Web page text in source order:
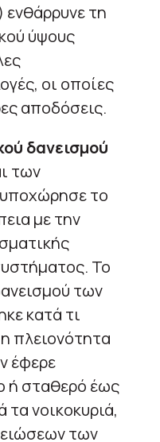
τη
ύψους
οι οποίες
αποδόσεις.
δανεισμού
των
υποχώρησε το
με την
Το
των
κατά τι
πλειονότητα
έφερε
ή σταθερό έως
νοικοκυριά,
των